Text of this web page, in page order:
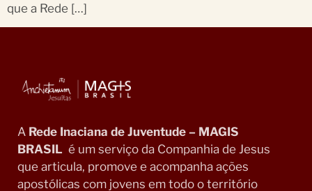
que a Rede […]
A Rede Inaciana de Juventude – MAGIS
BRASIL é um serviço da Companhia de Jesus
que articula, promove e acompanha ações
apostólicas com jovens em todo o território